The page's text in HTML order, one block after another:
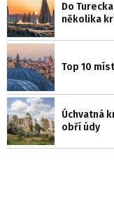
Do
několika
Top 10
Úchvatná
obří údy